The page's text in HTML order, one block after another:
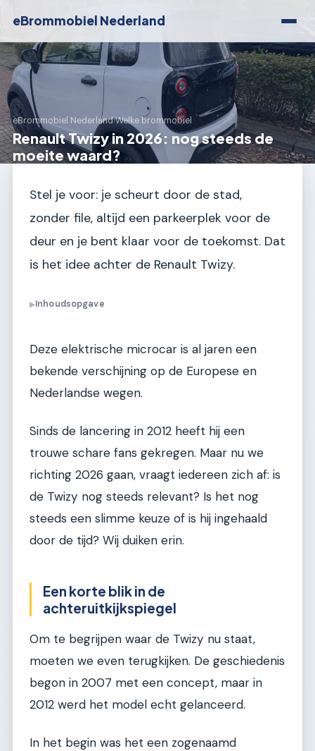
eBrommobiel Nederland
eBrommobiel Nederland›Welke brommobiel
Renault Twizy in 2026: nog steeds de
moeite waard?
Stel je voor: je scheurt door de stad,
zonder file, altijd een parkeerplek voor de
deur en je bent klaar voor de toekomst. Dat
is het idee achter de Renault Twizy.
▶Inhoudsopgave
Deze elektrische microcar is al jaren een
bekende verschijning op de Europese en
Nederlandse wegen.
Sinds de lancering in 2012 heeft hij een
trouwe schare fans gekregen. Maar nu we
richting 2026 gaan, vraagt iedereen zich af: is
de Twizy nog steeds relevant? Is het nog
steeds een slimme keuze of is hij ingehaald
door de tijd? Wij duiken erin.
Een korte blik in de
achteruitkijkspiegel
Om te begrijpen waar de Twizy nu staat,
moeten we even terugkijken. De geschiedenis
begon in 2007 met een concept, maar in
2012 werd het model echt gelanceerd.
In het begin was het een zogenaamd